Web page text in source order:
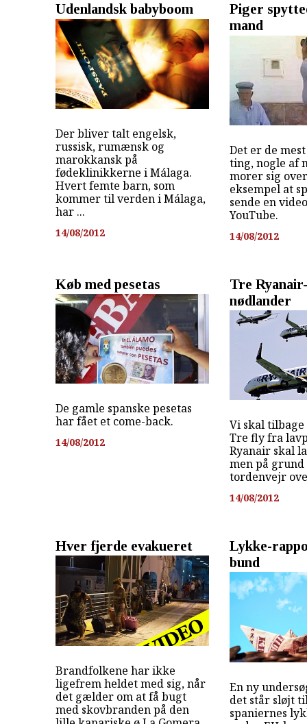
Udenlandsk babyboom
Der bliver talt engelsk,
russisk, rumænsk og
marokkansk på
fødeklinikkerne i Málaga.
Hvert femte barn, som
kommer til verden i Málaga,
har ...
14/08/2012
Piger
mand
Det er de
ting, nogle af
morer sig
eksempel at
sende en
YouTube.
14/08/2012
Køb med pesetas
De gamle spanske pesetas
har fået et come-back.
14/08/2012
Tre
nødlander
Vi skal
Tre fly fra
Ryanair skal
men på
tordenvejr
14/08/2012
Hver fjerde evakueret
Brandfolkene har ikke
ligefrem heldet med sig, når
det gælder om at få bugt
med skovbranden på den
Lykke-
bund
En ny
det står sløjt
spaniernes